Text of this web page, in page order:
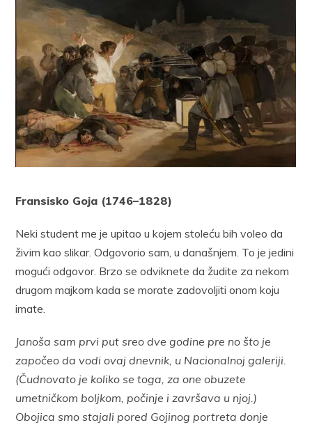
Fransisko Goja (1746–1828)
Neki student me je upitao u kojem stoleću bih voleo da
živim kao slikar. Odgovorio sam, u današnjem. To je jedini
mogući odgovor. Brzo se odviknete da žudite za nekom
drugom majkom kada se morate zadovoljiti onom koju
imate.
Janoša sam prvi put sreo dve godine pre no što je
započeo da vodi ovaj dnevnik, u Nacionalnoj galeriji.
(Čudnovato je koliko se toga, za one obuzete
umetničkom boljkom, počinje i završava u njoj.)
Obojica smo stajali pored Gojinog portreta donje